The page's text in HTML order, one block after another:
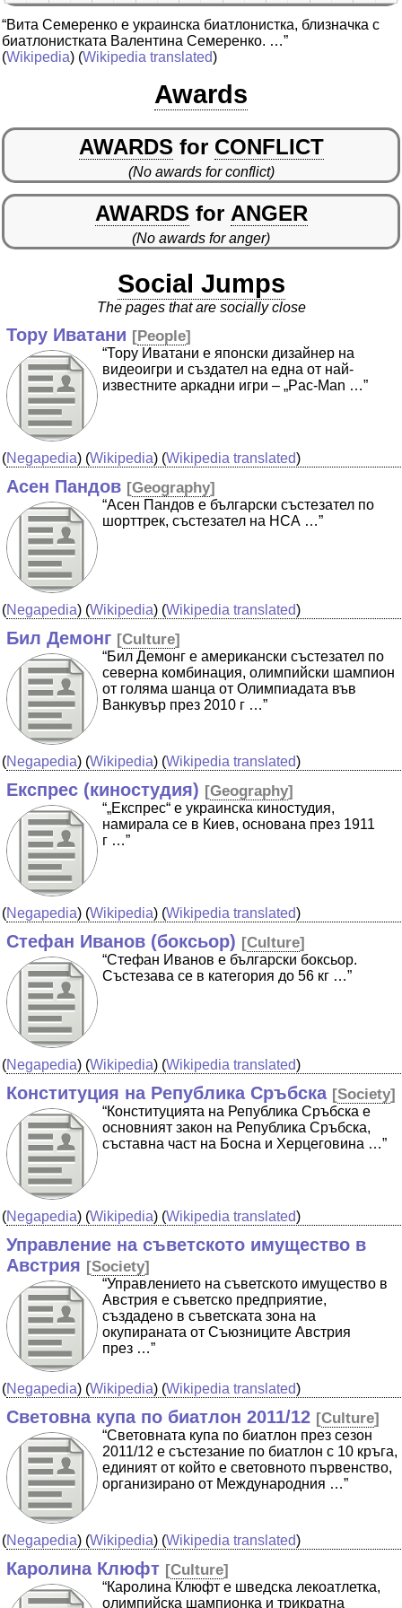
“Вита Семеренко е украинска биатлонистка, близначка с
биатлонистката Валентина Семеренко. …”
(Wikipedia) (Wikipedia translated)
Awards
AWARDS for CONFLICT
(No awards for conflict)
AWARDS for ANGER
(No awards for anger)
Social Jumps
The pages that are socially close
Тору Иватани [People]
“Тору Иватани е японски дизайнер на
видеоигри и създател на една от най-
известните аркадни игри – „Pac-Man …”
(Negapedia) (Wikipedia) (Wikipedia translated)
Асен Пандов [Geography]
“Асен Пандов е български състезател по
шорттрек, състезател на НСА …”
(Negapedia) (Wikipedia) (Wikipedia translated)
Бил Демонг [Culture]
“Бил Демонг е американски състезател по
северна комбинация, олимпийски шампион
от голяма шанца от Олимпиадата във
Ванкувър през 2010 г …”
(Negapedia) (Wikipedia) (Wikipedia translated)
Експрес (киностудия) [Geography]
“„Експрес“ е украинска киностудия,
намирала се в Киев, основана през 1911
г …”
(Negapedia) (Wikipedia) (Wikipedia translated)
Стефан Иванов (боксьор) [Culture]
“Стефан Иванов е български боксьор.
Състезава се в категория до 56 кг …”
(Negapedia) (Wikipedia) (Wikipedia translated)
Конституция на Република Сръбска [Society]
“Конституцията на Република Сръбска е
основният закон на Република Сръбска,
съставна част на Босна и Херцеговина …”
(Negapedia) (Wikipedia) (Wikipedia translated)
Управление на съветското имущество в
Австрия [Society]
“Управлението на съветското имущество в
Австрия е съветско предприятие,
създадено в съветската зона на
окупираната от Съюзниците Австрия
през …”
(Negapedia) (Wikipedia) (Wikipedia translated)
Световна купа по биатлон 2011/12 [Culture]
“Световната купа по биатлон през сезон
2011/12 е състезание по биатлон с 10 кръга,
единият от който е световното първенство,
организирано от Международния …”
(Negapedia) (Wikipedia) (Wikipedia translated)
Каролина Клюфт [Culture]
“Каролина Клюфт е шведска лекоатлетка,
олимпийска шампионка и трикратна